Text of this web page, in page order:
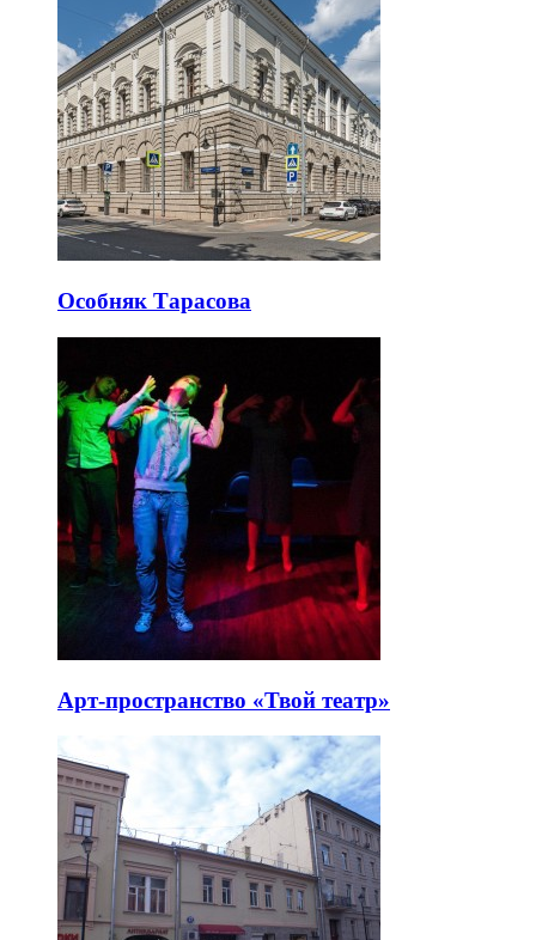
Особняк Тарасова
Арт-пространство «Твой театр»